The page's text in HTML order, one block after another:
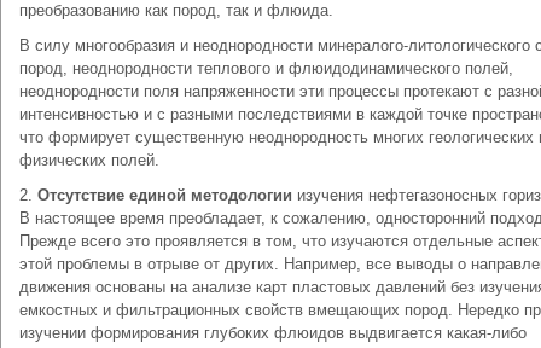
преобразованию как пород, так и флюида.
В силу многообразия и неоднородности минералого-литологического
пород, неоднородности теплового и флюидодинамического полей,
неоднородности поля напряженности эти процессы протекают с
интенсивностью и с разными последствиями в каждой точке
что формирует существенную неоднородность многих геологических
физических полей.
2. Отсутствие единой методологии изучения нефтегазоносных
В настоящее время преобладает, к сожалению, односторонний
Прежде всего это проявляется в том, что изучаются отдельные
этой проблемы в отрыве от других. Например, все выводы о
движения основаны на анализе карт пластовых давлений без
емкостных и фильтрационных свойств вмещающих пород. Нередко
изучении формирования глубоких флюидов выдвигается какая-либо